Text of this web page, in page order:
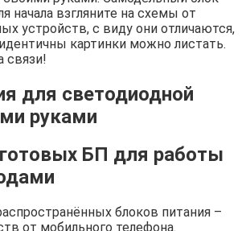
начала взгляните на схемы от
устройств, с виду они отличаются,
картинки можно листать.
связи!
для светодиодной
руками
БП для работы
блоков питания –
от мобильного телефона.